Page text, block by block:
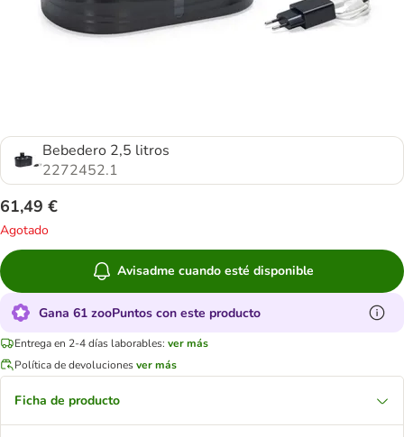
Bebedero 2,5 litros
2272452.1
61,49 €
Agotado
Avisadme cuando esté disponible
Gana 61 zooPuntos con este producto
Entrega en 2-4 días laborables: ver más
Política de devolucionesver más
Ficha de producto